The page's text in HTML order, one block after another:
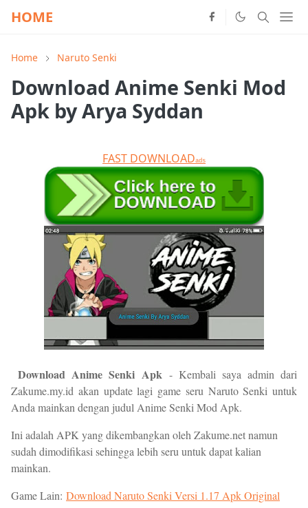
HOME
Home Naruto Senki
Download Anime Senki Mod
Apk by Arya Syddan
FAST DOWNLOADads
Download Anime Senki Apk - Kembali saya admin dari
Zakume.my.id akan update lagi game seru Naruto Senki untuk
Anda mainkan dengan judul Anime Senki Mod Apk.
Ini adalah APK yang dikembangkan oleh Zakume.net namun
sudah dimodifikasi sehingga lebih seru untuk dapat kalian
mainkan.
Game Lain: Download Naruto Senki Versi 1.17 Apk Original